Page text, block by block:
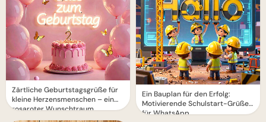
Zärtliche Geburtstagsgrüße für
kleine Herzensmenschen – ein
rosaroter Wunschtraum
Ein Bauplan für den Erfolg:
Motivierende Schulstart-Grüße
für WhatsApp